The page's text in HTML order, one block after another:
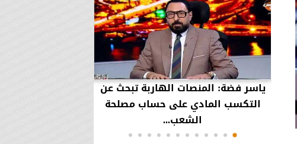
ياسر فضة: المنصات الهاربة تبحث عن
التكسب المادي على حساب مصلحة
الشعب...